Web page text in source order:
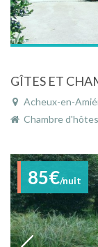
Acheux-en-
Chambre d'hôtes
85€/nuit